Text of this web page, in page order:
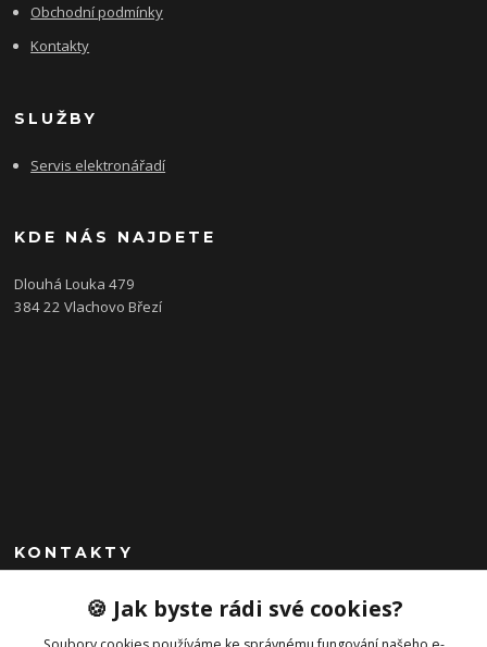
Obchodní podmínky
Kontakty
SLUŽBY
Servis elektronářadí
KDE NÁS NAJDETE
Dlouhá Louka 479
384 22 Vlachovo Březí
KONTAKTY
+420 792 757 523🍪 Jak byste rádi své cookies?